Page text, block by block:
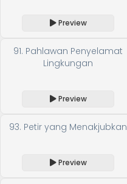
Preview
91. Pahlawan Penyelamat
Lingkungan
Preview
93. Petir yang Menakjubkan
Preview